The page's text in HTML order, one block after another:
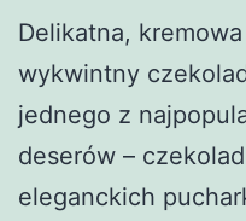
Delikatna,
wykwintny
jednego z
deserów –
eleganckich